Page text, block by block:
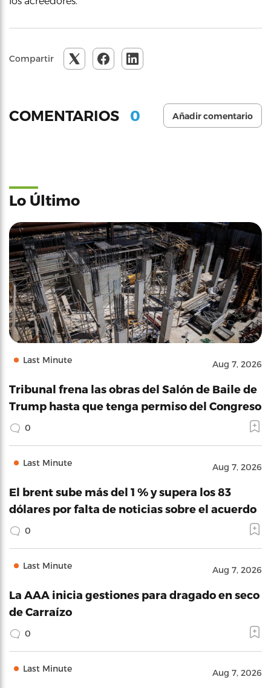
Compartir
COMENTARIOS 0 Añadir comentario
Lo Último
Last Minute Aug 7, 2026
Tribunal frena las obras del Salón de Baile de
Trump hasta que tenga permiso del Congreso
0
Last Minute Aug 7, 2026
El brent sube más del 1 % y supera los 83
dólares por falta de noticias sobre el acuerdo
0
Last Minute Aug 7, 2026
La AAA inicia gestiones para dragado en seco
de Carraízo
0
Last Minute Aug 7, 2026